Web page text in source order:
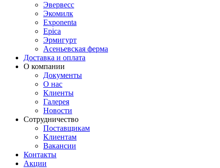
Эвервесс
Экомилк
Exponenta
Epica
Эрмигурт
Асеньевская ферма
Доставка и оплата
О компании
Документы
О нас
Клиенты
Галерея
Новости
Сотрудничество
Поставщикам
Клиентам
Вакансии
Контакты
Акции